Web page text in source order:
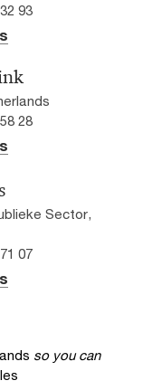
93
28
Sector,
07
so you can